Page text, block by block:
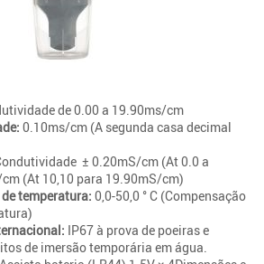
de 0.00 a 19.90ms/cm
0.10ms/cm (A segunda casa decimal
± 0.20mS/cm (At 0.0 a
(At 10,10 para 19.90mS/cm)
temperatura: 0,0-50,0 ° C (Compensação
IP67 à prova de poeiras e
de imersão temporária em água.